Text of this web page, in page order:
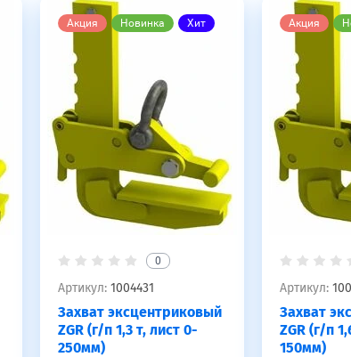
Акция Новинка Хит
0
Артикул:1004431
Захват эксцентриковый
ZGR (г/п 1,3 т, лист 0-
250мм)
Акция
Артикул:
Захват
ZGR (г/п
150мм)